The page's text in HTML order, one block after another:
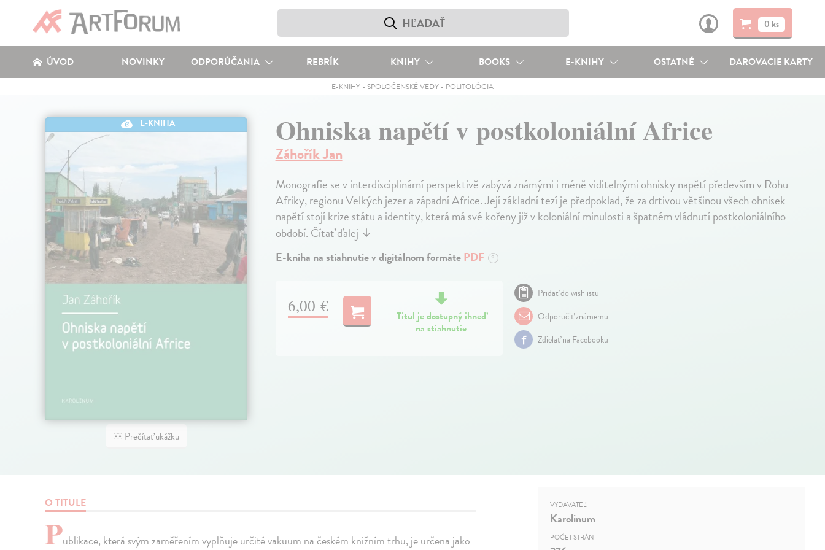
0 ks
ÚVOD NOVINKY ODPORÚČANIA REBRÍK KNIHY BOOKS E-KNIHY OSTATNÉ DAROVACIE KARTY
E-KNIHY- SPOLOČENSKÉ VEDY- POLITOLÓGIA
E-KNIHA
Prečítať ukážku
Ohniska napětí v postkoloniální Africe
Záhořík Jan
Monografie se v interdisciplinární perspektivě zabývá známými i méně viditelnými ohnisky napětí především v Rohu
Afriky, regionu Velkých jezer a západní Africe. Její základní tezí je předpoklad, že za drtivou většinou všech ohnisek
napětí stojí krize státu a identity, která má své kořeny již v koloniální minulosti a špatném vládnutí postkoloniálního
období.Čítať ďalej↓
E-kniha na stiahnutie v digitálnom formátePDF ?
6,00 €
Titul je dostupný ihneď
na stiahnutie
Pridať do wishlistu
Odporučiť známemu
Zdielať na Facebooku
O TITULE
Publikace, která svým zaměřením vyplňuje určité vakuum na českém knižním trhu, je určena jako
VYDAVATEĽ
Karolinum
POČET STRÁN